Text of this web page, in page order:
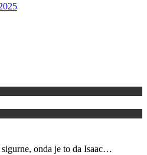
onda je to da Isaac…